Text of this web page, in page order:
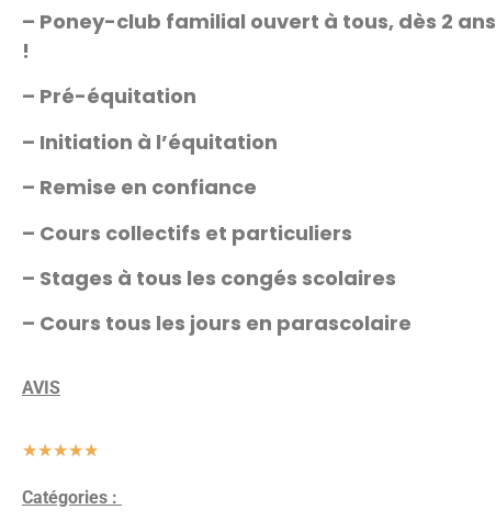
– Poney-club familial ouvert à tous, dès 2 ans
!
– Pré-équitation
– Initiation à l’équitation
– Remise en confiance
– Cours collectifs et particuliers
– Stages à tous les congés scolaires
– Cours tous les jours en parascolaire
AVIS
★★★★★
Catégories :